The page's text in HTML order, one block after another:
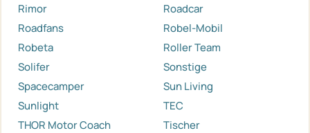
Rimor
Roadcar
Roadfans
Robel-Mobil
Robeta
Roller Team
Solifer
Sonstige
Spacecamper
Sun Living
Sunlight
TEC
THOR Motor Coach
Tischer